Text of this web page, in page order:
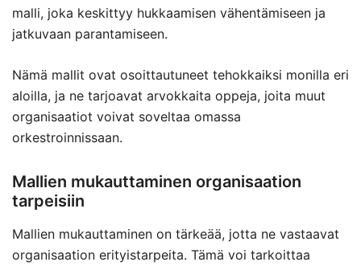
malli, joka keskittyy hukkaamisen vähentämiseen ja
jatkuvaan parantamiseen.
Nämä mallit ovat osoittautuneet tehokkaiksi monilla eri
aloilla, ja ne tarjoavat arvokkaita oppeja, joita muut
organisaatiot voivat soveltaa omassa
orkestroinnissaan.
Mallien mukauttaminen organisaation
tarpeisiin
Mallien mukauttaminen on tärkeää, jotta ne vastaavat
organisaation erityistarpeita. Tämä voi tarkoittaa